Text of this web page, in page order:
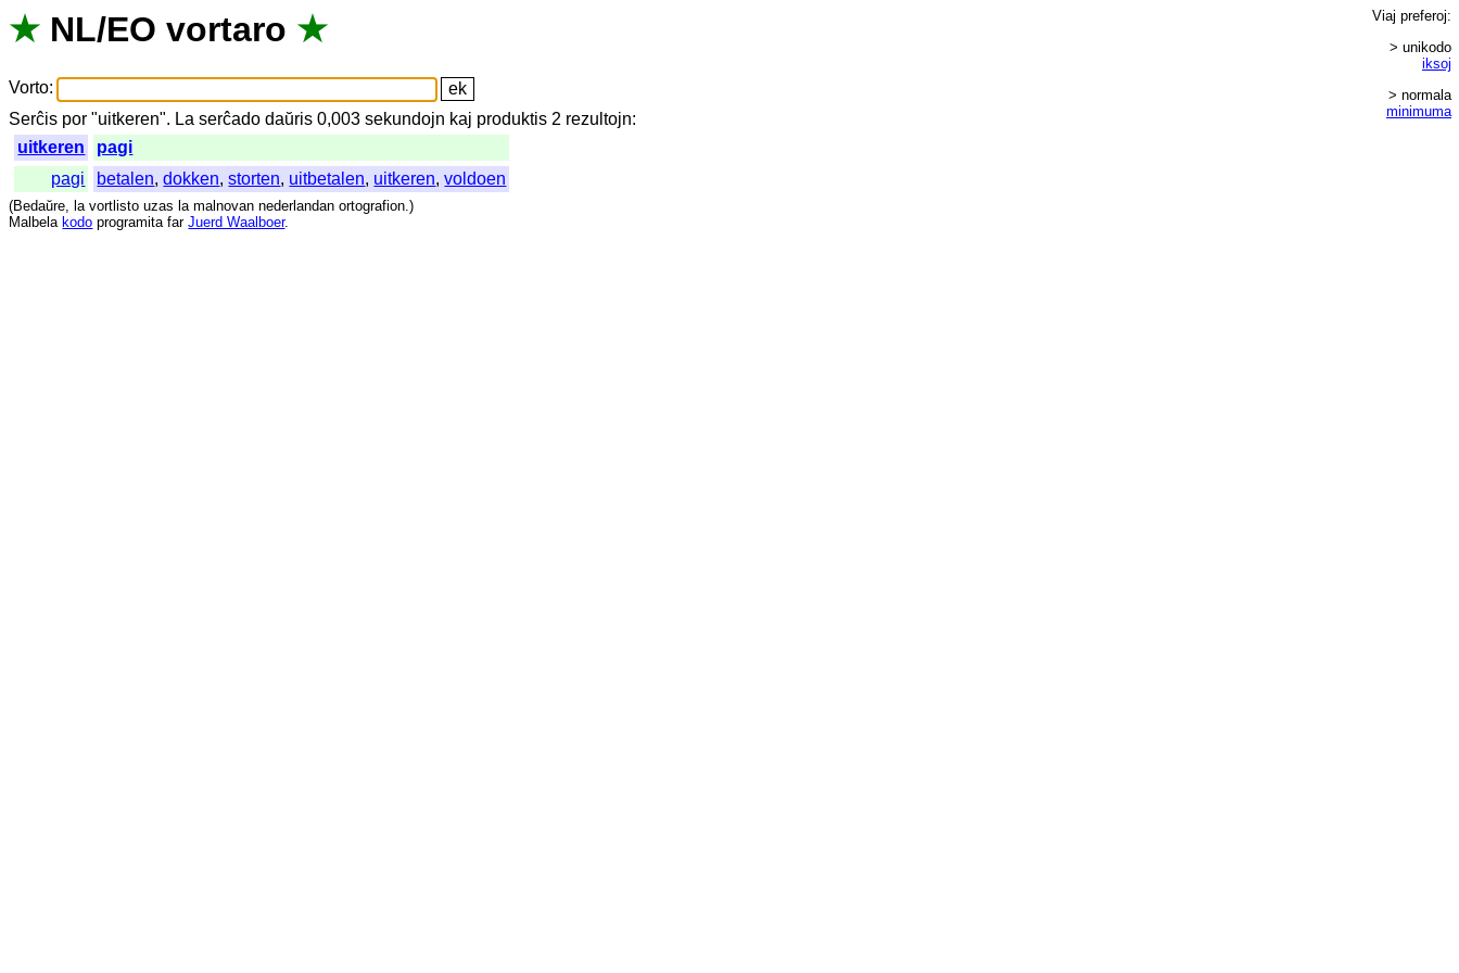
★ NL/EO vortaro ★
Vorto:
Serĉis por "uitkeren". La serĉado daŭris 0,003sekundojn kaj produktis 2 rezultojn:
uitkeren
pagi
pagi
betalen,dokken,storten, uitbetalen, uitkeren,voldoen
Viaj preferoj:
> unikodo
iksoj
> normala
minimuma
(Bedaŭre, la vortlisto uzas la malnovan nederlandan ortografion.)
Malbela kodo programita far Juerd Waalboer.